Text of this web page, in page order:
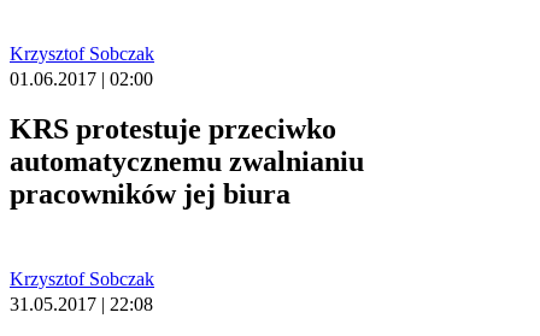
Krzysztof Sobczak
01.06.2017 | 02:00
KRS protestuje przeciwko
automatycznemu zwalnianiu
pracowników jej biura
Krzysztof Sobczak
31.05.2017 | 22:08